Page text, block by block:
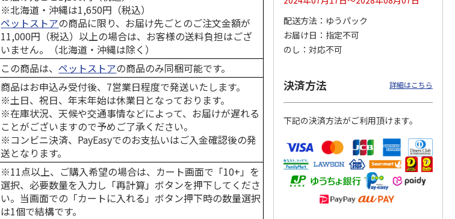
※北海道・沖縄は1,650円（税込）
ペットストアの商品に限り、お届け先ごとのご注文金額が
11,000円（税込）以上の場合は、お客様の送料負担はござ
いません。（北海道・沖縄は除く）
この商品は、ペットストアの商品のみ同梱可能です。
商品はお申込み受付後、7営業日程度で発送いたします。
※土日、祝日、年末年始は休業日となっております。
※在庫状況、天候や交通事情などによって、お届けが遅れる
ことがございますので予めご了承ください。
※コンビニ決済、PayEasyでのお支払いはご入金確認後の発
送となります。
※11点以上、ご購入希望の場合は、カート画面で「10+」を
選択、必要数量を入力し「再計算」ボタンを押下してくださ
い。当画面での「カートに入れる」ボタン押下時の数量選択
は1個で結構です。
配送方法
ゆうパック
お届け日
指定不可
のし
対応不可
決済方法 詳細はこちら
下記の決済方法がご利用頂けます。